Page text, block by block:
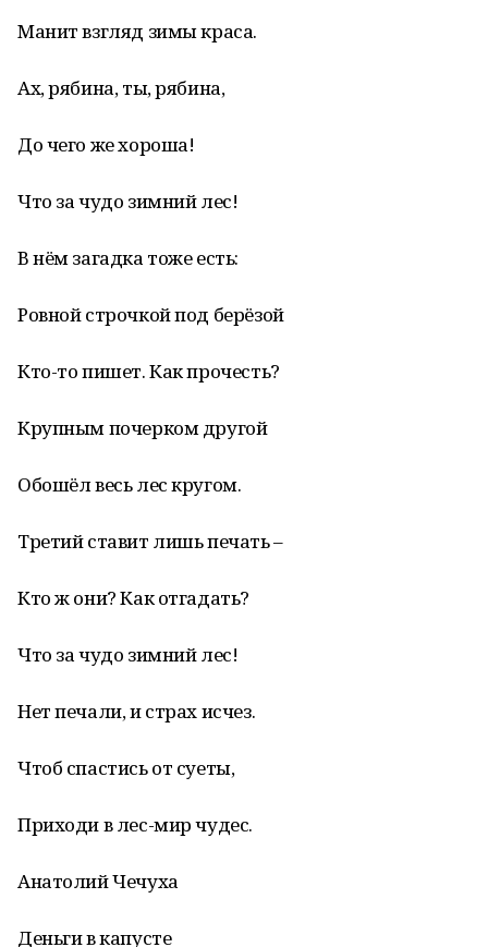
Манит взгляд зимы краса.
Ах, рябина, ты, рябина,
До чего же хороша!
Что за чудо зимний лес!
В нём загадка тоже есть:
Ровной строчкой под берёзой
Кто-то пишет. Как прочесть?
Крупным почерком другой
Обошёл весь лес кругом.
Третий ставит лишь печать –
Кто ж они? Как отгадать?
Что за чудо зимний лес!
Нет печали, и страх исчез.
Чтоб спастись от суеты,
Приходи в лес-мир чудес.
Анатолий Чечуха
Деньги в капусте